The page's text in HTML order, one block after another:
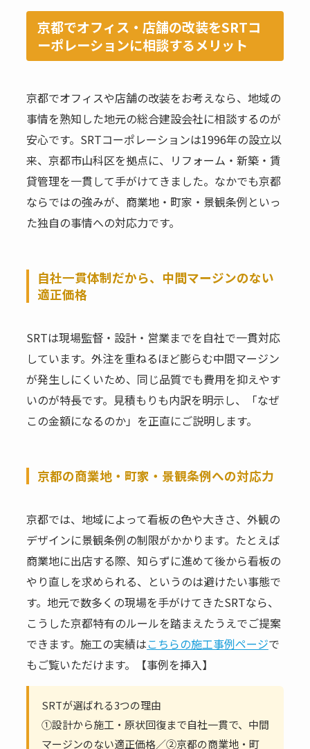
京都でオフィス・店舗の改装をSRTコ
ーポレーションに相談するメリット
京都でオフィスや店舗の改装をお考えなら、地域の
事情を熟知した地元の総合建設会社に相談するのが
安心です。SRTコーポレーションは1996年の設立以
来、京都市山科区を拠点に、リフォーム・新築・賃
貸管理を一貫して手がけてきました。なかでも京都
ならではの強みが、商業地・町家・景観条例といっ
た独自の事情への対応力です。
自社一貫体制だから、中間マージンのない
適正価格
SRTは現場監督・設計・営業までを自社で一貫対応
しています。外注を重ねるほど膨らむ中間マージン
が発生しにくいため、同じ品質でも費用を抑えやす
いのが特長です。見積もりも内訳を明示し、「なぜ
この金額になるのか」を正直にご説明します。
京都の商業地・町家・景観条例への対応力
京都では、地域によって看板の色や大きさ、外観の
デザインに景観条例の制限がかかります。たとえば
商業地に出店する際、知らずに進めて後から看板の
やり直しを求められる、というのは避けたい事態で
す。地元で数多くの現場を手がけてきたSRTなら、
こうした京都特有のルールを踏まえたうえでご提案
できます。施工の実績はこちらの施工事例ページで
もご覧いただけます。【事例を挿入】
SRTが選ばれる3つの理由
①設計から施工・原状回復まで自社一貫で、中間
マージンのない適正価格／②京都の商業地・町